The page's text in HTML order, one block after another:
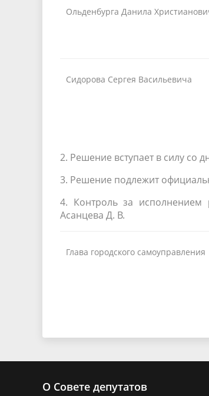
Ольденбурга Данила
Сидорова Сергея Васильевича
2. Решение вступает в силу со
3. Решение подлежит
4. Контроль за исполнением
Асанцева Д. В.
Глава городского самоуправления
О Совете депутатов